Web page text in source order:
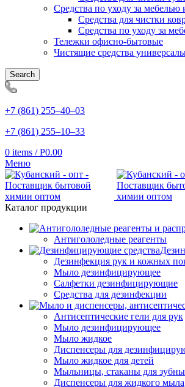
Средства по уходу за мебелью
Средства для чистки
Средства по уходу за
Тележки офисно-бытовые
Чистящие средства
Search
+7 (861) 255‒40‒03
+7 (861) 255‒10‒33
0 items / Р0.00
Меню
Каталог продукции
Антигололедные реагенты
Дезинфекция рук и кожных
Мыло дезинфицирующее
Салфетки дезинфицирующие
Средства для дезинфекции
Антисептические гели для рук
Мыло дезинфицирующее
Мыло жидкое
Диспенсеры для
Мыло жидкое для детей
Мыльницы, стаканы для
Диспенсеры для жидкого мыла